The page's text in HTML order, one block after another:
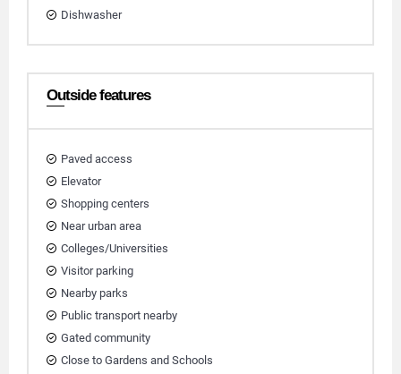
Dishwasher
Outside features
Paved access
Elevator
Shopping centers
Near urban area
Colleges/Universities
Visitor parking
Nearby parks
Public transport nearby
Gated community
Close to Gardens and Schools